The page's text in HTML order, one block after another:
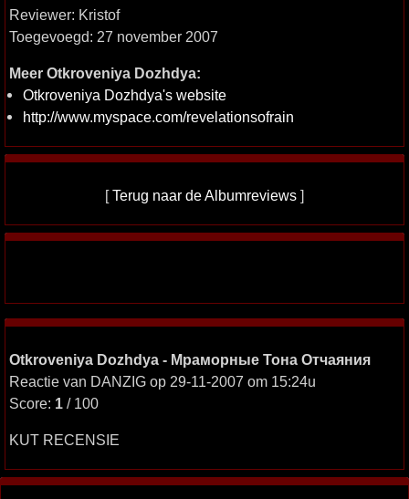
Reviewer: Kristof
Toegevoegd: 27 november 2007
Meer Otkroveniya Dozhdya:
Otkroveniya Dozhdya's website
http://www.myspace.com/revelationsofrain
[Terug naar de Albumreviews ]
Otkroveniya Dozhdya - Мраморные Тона Отчаяния
Reactie van DANZIG op 29-11-2007 om 15:24u
Score: 1 / 100
KUT RECENSIE